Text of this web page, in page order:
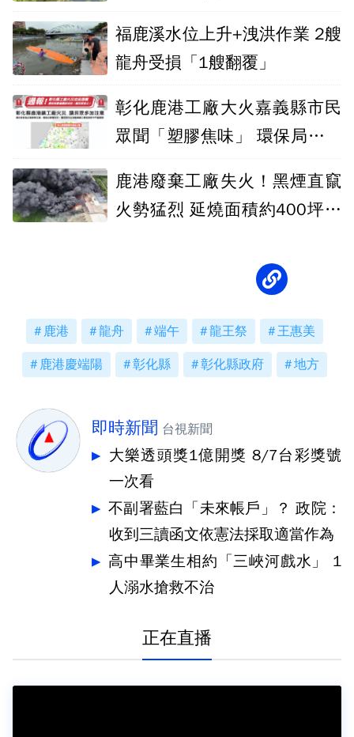
福鹿溪水位上升+洩洪作業 2艘
龍舟受損「1艘翻覆」
彰化鹿港工廠大火嘉義縣市民
眾聞「塑膠焦味」 環保局發布
鹿港廢棄工廠失火！黑煙直竄
火勢猛烈 延燒面積約400坪以
鹿港 龍舟 端午 龍王祭 王惠美
鹿港慶端陽 彰化縣 彰化縣政府 地方
即時新聞 台視新聞
大樂透頭獎1億開獎 8/7台彩獎號
一次看
不副署藍白「未來帳戶」？ 政院：
收到三讀函文依憲法採取適當作為
高中畢業生相約「三峽河戲水」 1
人溺水搶救不治
正在直播